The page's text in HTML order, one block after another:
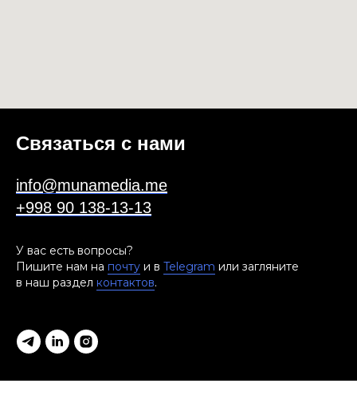
Связаться с нами
info@munamedia.me
+998 90 138-13-13
У вас есть вопросы?
Пишите нам на почту и в Telegram или загляните
в наш раздел контактов.